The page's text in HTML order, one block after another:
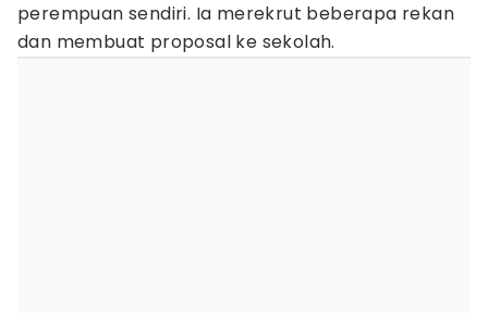
perempuan sendiri. Ia merekrut beberapa rekan
dan membuat proposal ke sekolah.